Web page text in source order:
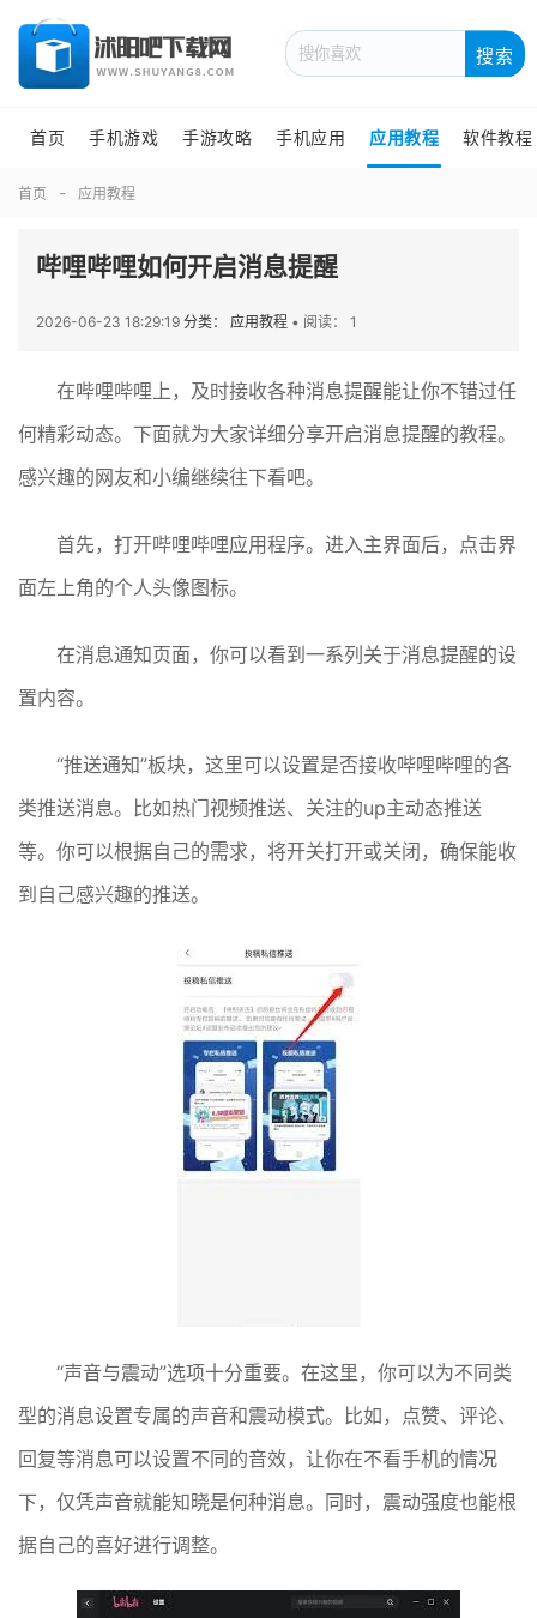
搜索
首页 手机游戏 手游攻略 手机应用 应用教程 软件教程
首页 应用教程
哔哩哔哩如何开启消息提醒
2026-06-23 18:29:19 分类： 应用教程 • 阅读： 1
在哔哩哔哩上，及时接收各种消息提醒能让你不错过任
何精彩动态。下面就为大家详细分享开启消息提醒的教程。
感兴趣的网友和小编继续往下看吧。
首先，打开哔哩哔哩应用程序。进入主界面后，点击界
面左上角的个人头像图标。
在消息通知页面，你可以看到一系列关于消息提醒的设
置内容。
“推送通知”板块，这里可以设置是否接收哔哩哔哩的各
类推送消息。比如热门视频推送、关注的up主动态推送
等。你可以根据自己的需求，将开关打开或关闭，确保能收
到自己感兴趣的推送。
“声音与震动”选项十分重要。在这里，你可以为不同类
型的消息设置专属的声音和震动模式。比如，点赞、评论、
回复等消息可以设置不同的音效，让你在不看手机的情况
下，仅凭声音就能知晓是何种消息。同时，震动强度也能根
据自己的喜好进行调整。